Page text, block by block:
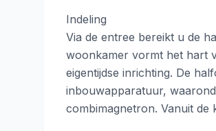
Indeling
Via de entree bereikt u de
woonkamer vormt het hart
eigentijdse inrichting. De
inbouwapparatuur,
combimagnetron. Vanuit de